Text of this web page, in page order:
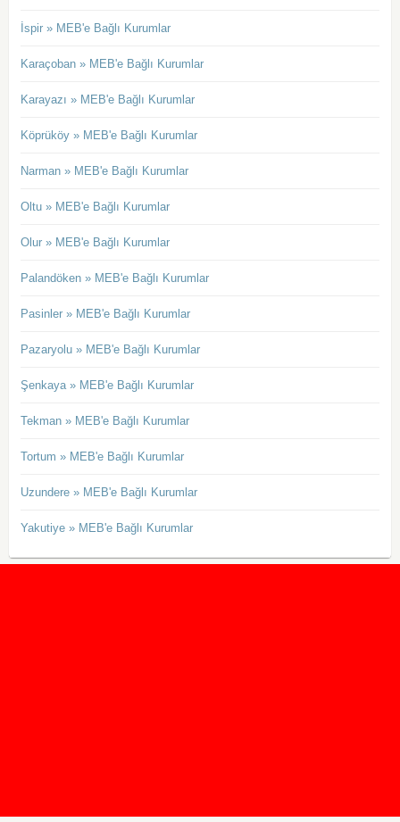
İspir » MEB'e Bağlı Kurumlar
Karaçoban » MEB'e Bağlı Kurumlar
Karayazı » MEB'e Bağlı Kurumlar
Köprüköy » MEB'e Bağlı Kurumlar
Narman » MEB'e Bağlı Kurumlar
Oltu » MEB'e Bağlı Kurumlar
Olur » MEB'e Bağlı Kurumlar
Palandöken » MEB'e Bağlı Kurumlar
Pasinler » MEB'e Bağlı Kurumlar
Pazaryolu » MEB'e Bağlı Kurumlar
Şenkaya » MEB'e Bağlı Kurumlar
Tekman » MEB'e Bağlı Kurumlar
Tortum » MEB'e Bağlı Kurumlar
Uzundere » MEB'e Bağlı Kurumlar
Yakutiye » MEB'e Bağlı Kurumlar